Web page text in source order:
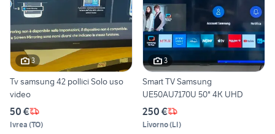
3
Tv samsung 42 pollici Solo uso
video
50 €
Ivrea (TO)
3
Smart TV Samsung
UE50AU7170U 50" 4K UHD
250 €
Livorno(LI)